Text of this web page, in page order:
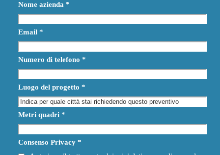
Nome azienda *
Email *
Numero di telefono *
Luogo del progetto *
Metri quadri *
Consenso Privacy *